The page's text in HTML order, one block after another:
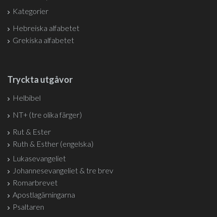
Kategorier
Hebreiska alfabetet
Grekiska alfabetet
Tryckta utgåvor
Helbibel
NT+ (tre olika färger)
Rut & Ester
Ruth & Esther (engelska)
Lukasevangeliet
Johannesevangeliet & tre brev
Romarbrevet
Apostlagärningarna
Psaltaren